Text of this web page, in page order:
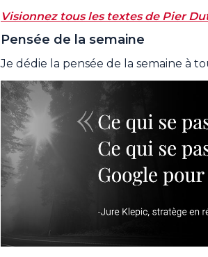
Visionnez tous les textes de Pier
Pensée de la semaine
Je dédie la pensée de la semaine à